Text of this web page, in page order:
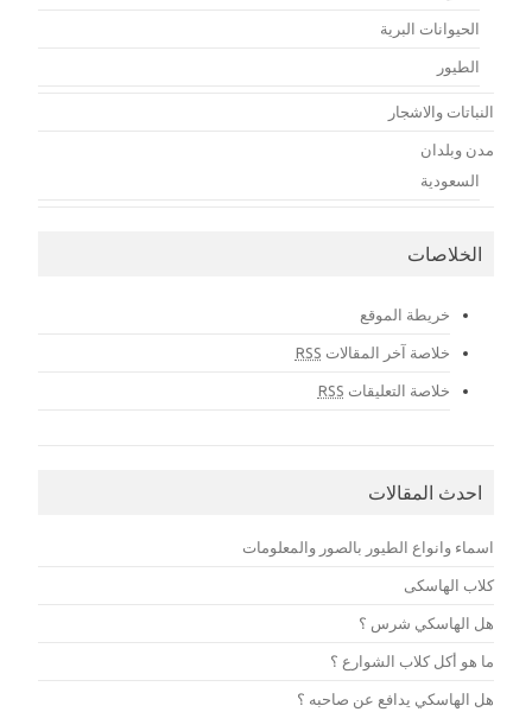
الحيوانات البرية
الطيور
النباتات والاشجار
مدن وبلدان
السعودية
الخلاصات
خريطة الموقع
خلاصة آخر المقالات RSS
خلاصة التعليقات RSS
احدث المقالات
اسماء وانواع الطيور بالصور والمعلومات
كلاب الهاسكى
هل الهاسكي شرس ؟
ما هو أكل كلاب الشوارع ؟
هل الهاسكي يدافع عن صاحبه ؟